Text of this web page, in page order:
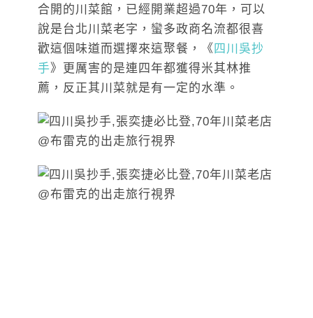
合開的川菜館，已經開業超過70年，可以
說是台北川菜老字，蠻多政商名流都很喜
歡這個味道而選擇來這聚餐，《 四川吳抄
手》更厲害的是連四年都獲得米其林推
薦，反正其川菜就是有一定的水準。